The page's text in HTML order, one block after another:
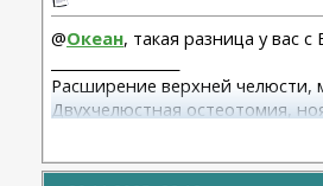
@Океан, такая разница у вас
Расширение верхней челюсти,
Двухчелюстная остеотомия,